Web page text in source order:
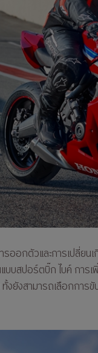
รออกตัวและการเปลี่ยน
บบสปอร์ตบิ๊ก ไบค์ การ
ยังสามารถเลือกการ